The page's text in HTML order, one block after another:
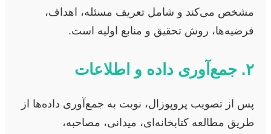
مشخص می‌کند و شامل تعریف مسئله، اهداف،
فرضیه‌ها، روش تحقیق و منابع اولیه است.
۲. جمع‌آوری داده و اطلاعات
پس از تصویب پروپوزال، نوبت به جمع‌آوری داده‌ها از
طریق مطالعه کتابخانه‌ای، میدانی، مصاحبه،